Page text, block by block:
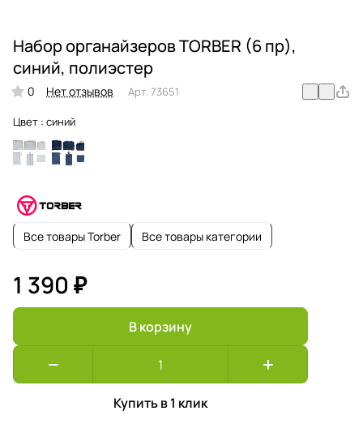
Набор органайзеров TORBER (6 пр),
синий, полиэстер
0 Нет отзывов Арт. 73651
Цвет : синий
Все товары Torber Все товары категории
1 390 ₽
В корзину
Купить в 1 клик